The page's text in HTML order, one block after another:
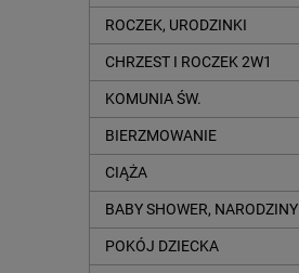
ROCZEK, URODZINKI
CHRZEST I ROCZEK 2W1
KOMUNIA ŚW.
BIERZMOWANIE
CIĄŻA
BABY SHOWER, NARODZINY
POKÓJ DZIECKA